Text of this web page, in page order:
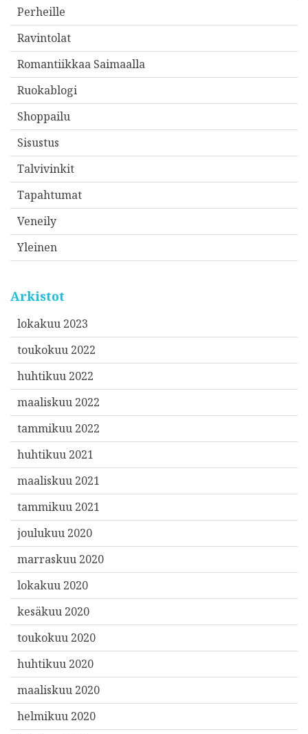
Perheille
Ravintolat
Romantiikkaa Saimaalla
Ruokablogi
Shoppailu
Sisustus
Talvivinkit
Tapahtumat
Veneily
Yleinen
Arkistot
lokakuu 2023
toukokuu 2022
huhtikuu 2022
maaliskuu 2022
tammikuu 2022
huhtikuu 2021
maaliskuu 2021
tammikuu 2021
joulukuu 2020
marraskuu 2020
lokakuu 2020
kesäkuu 2020
toukokuu 2020
huhtikuu 2020
maaliskuu 2020
helmikuu 2020